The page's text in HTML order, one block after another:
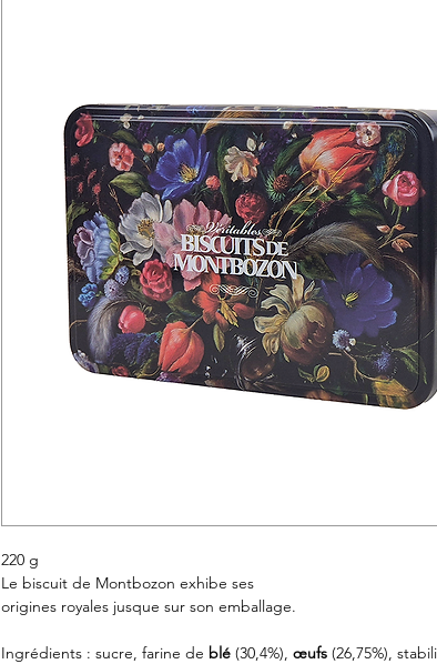
220 g
Le biscuit de Montbozon exhibe ses
origines royales jusque sur son emballage.
Ingrédients : sucre, farine de blé (30,4%), œufs (26,75%),